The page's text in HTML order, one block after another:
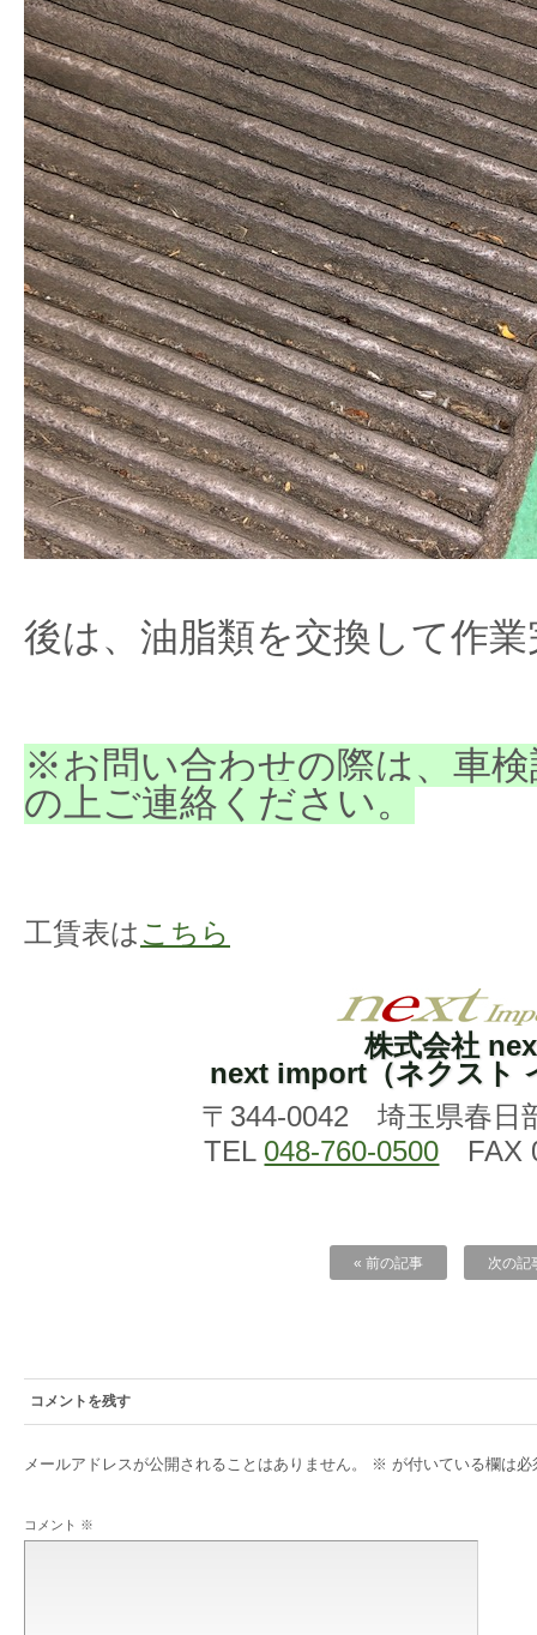
後は、油脂類を交換して作
※お問い合わせの際は、車
の上ご連絡ください。
工賃表は こちら
株式会社
next import（ネクスト
〒344-0042 埼玉県春日
TEL 048-760-0500 FAX
« 前の記事 次の記
コメントを残す
メールアドレスが公開されることはありません。 ※ が付いている欄は必
コメント ※